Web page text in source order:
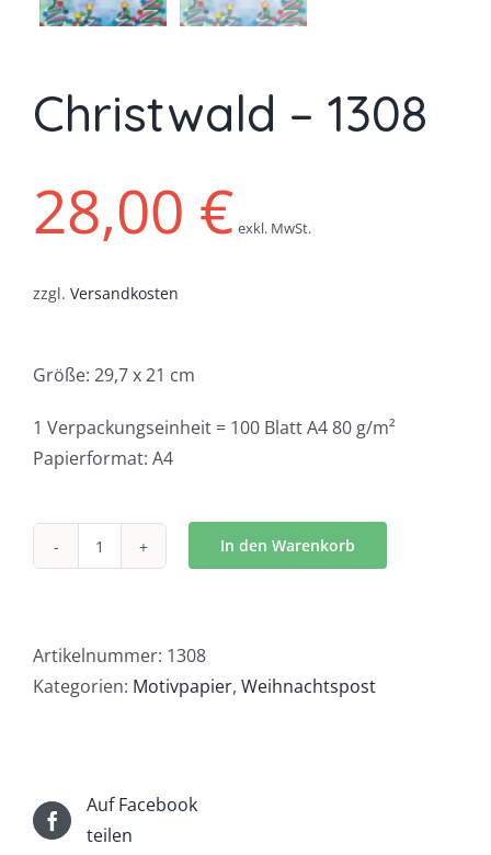
Christwald – 1308
28,00 € exkl. MwSt.
zzgl. Versandkosten
Größe: 29,7 x 21 cm
1 Verpackungseinheit = 100 Blatt A4 80 g/m²
Papierformat: A4
Christwald
Menge
In den Warenkorb
Artikelnummer: 1308
Kategorien: Motivpapier, Weihnachtspost
Auf Facebook
teilen